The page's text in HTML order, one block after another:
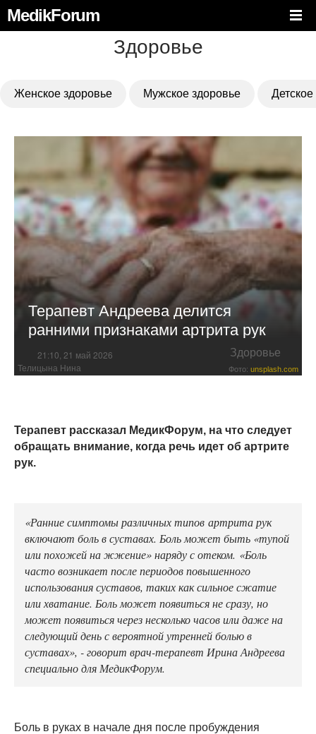
MedikForum
Здоровье
Женское здоровье Мужское здоровье
Терапевт Андреева делится
ранними признаками артрита рук
21:10, 21 май 2026 Здоровье
Телицына Нина Фото: unsplash.com
Терапевт рассказал МедикФорум, на что следует
обращать внимание, когда речь идет об артрите
рук.
«Ранние симптомы различных типов артрита рук
включают боль в суставах. Боль может быть «тупой
или похожей на жжение» наряду с отеком. «Боль
часто возникает после периодов повышенного
использования суставов, таких как сильное сжатие
или хватание. Боль может появиться не сразу, но
может появиться через несколько часов или даже на
следующий день с вероятной утренней болью в
суставах», - говорит врач-терапевт Ирина Андреева
специально для МедикФорум.
Боль в руках в начале дня после пробуждения